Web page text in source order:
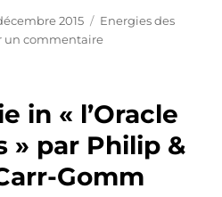
2015 Catégories
Energies des
un commentairesur
:
Comprendre
les
« Arbres »,
le
in « l’Oracle
» par Philip &
Gomm